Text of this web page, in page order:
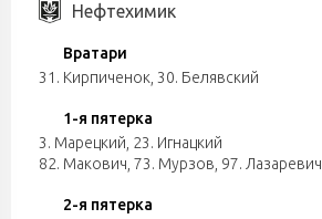
Нефтехимик
Вратари
31. Кирпиченок 30. Белявский
1-я пятерка
3. Марецкий 23. Игнацкий
82. Макович 73. Мурзов 97. Лазаревич
2-я пятерка